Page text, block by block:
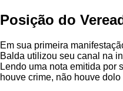
Posição do
Em sua primeira
Balda utilizou seu canal na
Lendo uma nota emitida por
houve crime, não houve